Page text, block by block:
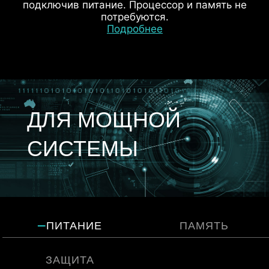
подключив питание. Процессор и память не
потребуются.
Подробнее
ДВОЙНАЯ ЭЛЕКТРОЗАЩИТА
ДЛЯ МОЩНОЙ
СИСТЕМЫ
ПИТАНИЕ ПАМЯТЬ
ЗАЩИТА